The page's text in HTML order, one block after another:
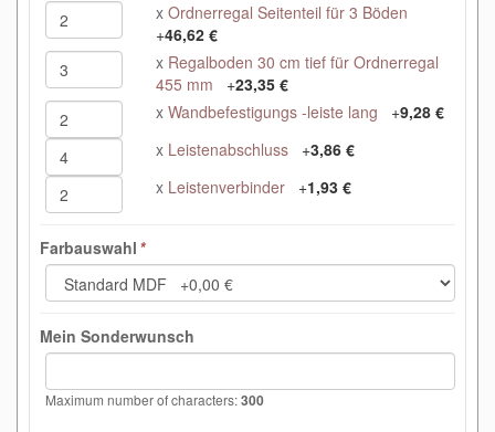
xOrdnerregal Seitenteil für 3 Böden
+46,62 €
x Regalboden 30 cm tief für Ordnerregal
455 mm
+23,35 €
xWandbefestigungs -leiste lang +9,28 €
x Leistenabschluss +3,86 €
x Leistenverbinder +1,93 €
Farbauswahl *
Mein Sonderwunsch
Maximum number of characters:300